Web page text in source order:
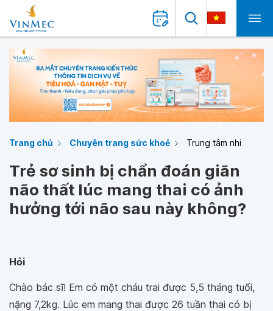
Trang chủ Chuyên trang sức khoẻ Trung tâm nhi
Trẻ sơ sinh bị chẩn đoán giãn
não thất lúc mang thai có ảnh
hưởng tới não sau này không?
Hỏi
Chào bác sĩ! Em có một cháu trai được 5,5 tháng tuổi,
nặng 7,2kg. Lúc em mang thai được 26 tuần thai có bị